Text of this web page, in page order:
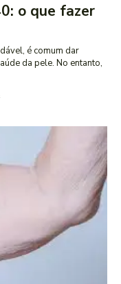
o que fazer
é comum dar
da pele. No entanto,